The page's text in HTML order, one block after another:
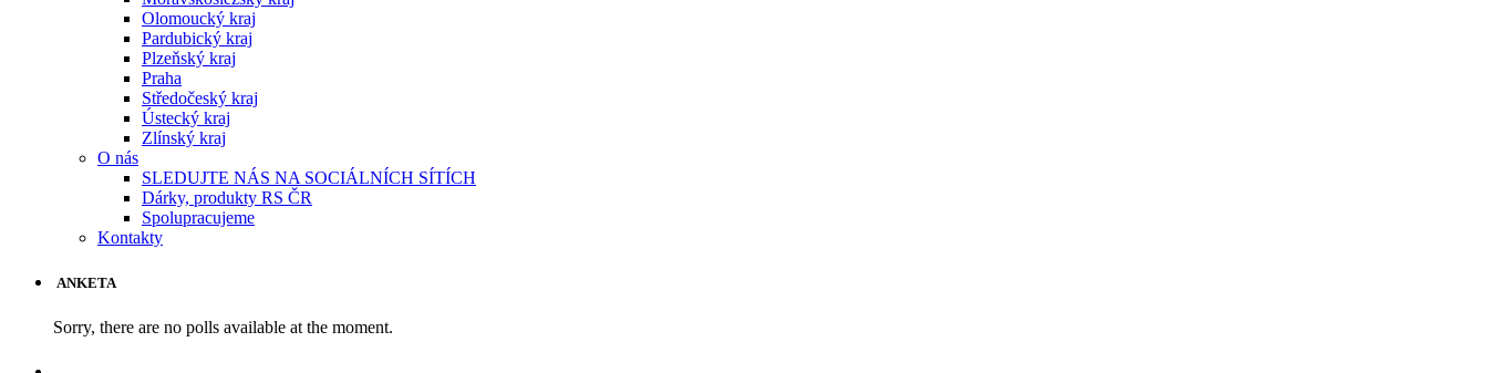
Olomoucký kraj
Pardubický kraj
Plzeňský kraj
Praha
Středočeský kraj
Ústecký kraj
Zlínský kraj
O nás
SLEDUJTE NÁS NA SOCIÁLNÍCH SÍTÍCH
Dárky, produkty RS ČR
Spolupracujeme
Kontakty
ANKETA
Sorry, there are no polls available at the moment.